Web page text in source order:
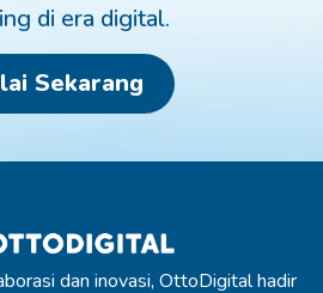
di era digital.
Sekarang
dan inovasi, OttoDigital hadir